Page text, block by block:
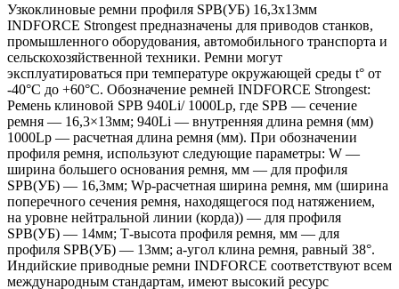
Узкоклиновые ремни профиля SPB(УБ) 16,3х13мм
INDFORCE Strongest предназначены для приводов станков,
промышленного оборудования, автомобильного транспорта и
сельскохозяйственной техники. Ремни могут
эксплуатироваться при температуре окружающей среды t° от
-40°С до +60°С. Обозначение ремней INDFORCE Strongest:
Ремень клиновой SPB 940Li/ 1000Lp, где SPB — сечение
ремня — 16,3×13мм; 940Li — внутренняя длина ремня (мм)
1000Lp — расчетная длина ремня (мм). При обозначении
профиля ремня, используют следующие параметры: W —
ширина большего основания ремня, мм — для профиля
SPB(УБ) — 16,3мм; Wp-расчетная ширина ремня, мм (ширина
поперечного сечения ремня, находящегося под натяжением,
на уровне нейтральной линии (корда)) — для профиля
SPB(УБ) — 14мм; Т-высота профиля ремня, мм — для
профиля SPB(УБ) — 13мм; a-угол клина ремня, равный 38°.
Индийские приводные ремни INDFORCE соответствуют всем
международным стандартам, имеют высокий ресурс